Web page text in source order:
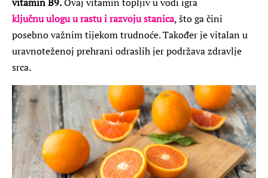
ključnu ulogu u rastu i razvoju stanica, što ga čini
posebno važnim tijekom trudnoće. Također je vitalan u
uravnoteženoj prehrani odraslih jer podržava zdravlje
srca.